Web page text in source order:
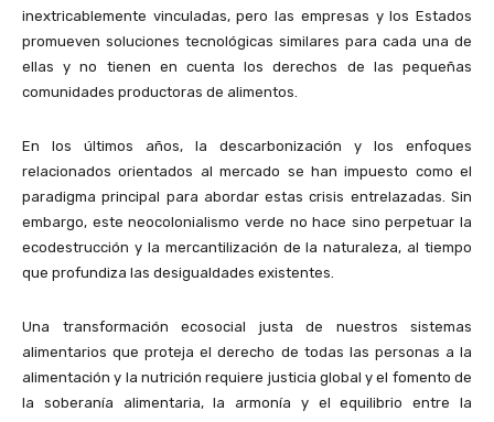
inextricablemente vinculadas, pero las empresas y los Estados
promueven soluciones tecnológicas similares para cada una de
ellas y no tienen en cuenta los derechos de las pequeñas
comunidades productoras de alimentos.
En los últimos años, la descarbonización y los enfoques
relacionados orientados al mercado se han impuesto como el
paradigma principal para abordar estas crisis entrelazadas. Sin
embargo, este neocolonialismo verde no hace sino perpetuar la
ecodestrucción y la mercantilización de la naturaleza, al tiempo
que profundiza las desigualdades existentes.
Una transformación ecosocial justa de nuestros sistemas
alimentarios que proteja el derecho de todas las personas a la
alimentación y la nutrición requiere justicia global y el fomento de
la soberanía alimentaria, la armonía y el equilibrio entre la